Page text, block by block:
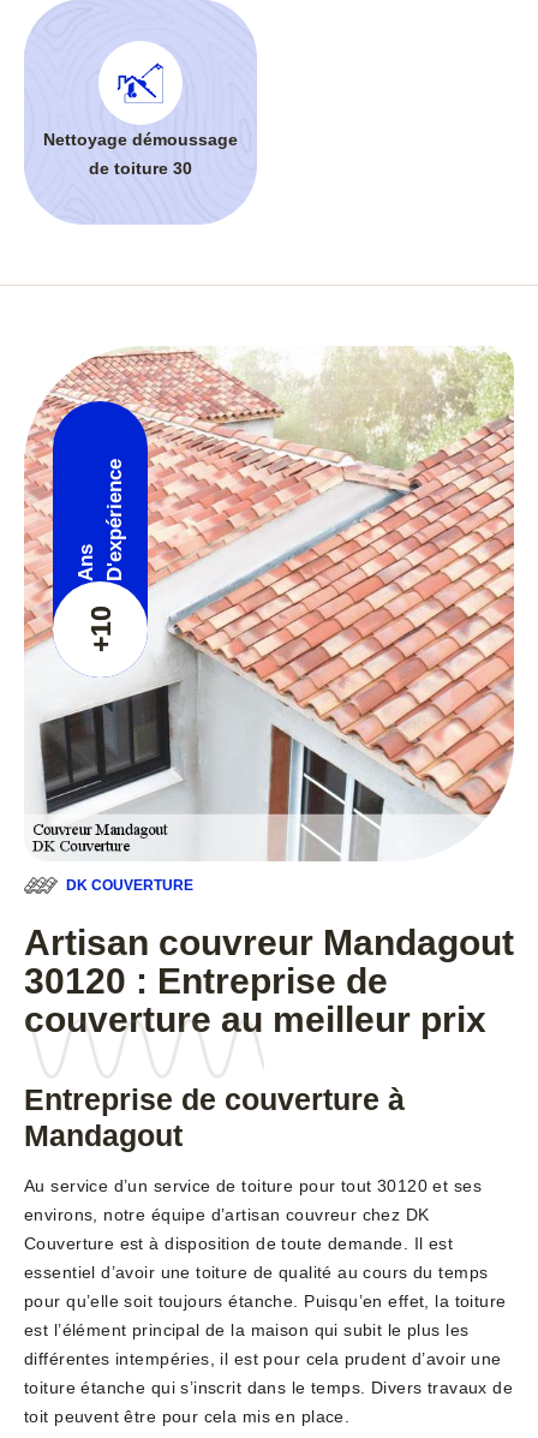
Nettoyage démoussage
de toiture 30
+10
Ans D'expérience
DK COUVERTURE
Artisan couvreur Mandagout
30120 : Entreprise de
couverture au meilleur prix
Entreprise de couverture à
Mandagout
Au service d’un service de toiture pour tout 30120 et ses
environs, notre équipe d’artisan couvreur chez DK
Couverture est à disposition de toute demande. Il est
essentiel d’avoir une toiture de qualité au cours du temps
pour qu’elle soit toujours étanche. Puisqu’en effet, la toiture
est l’élément principal de la maison qui subit le plus les
différentes intempéries, il est pour cela prudent d’avoir une
toiture étanche qui s’inscrit dans le temps. Divers travaux de
toit peuvent être pour cela mis en place.